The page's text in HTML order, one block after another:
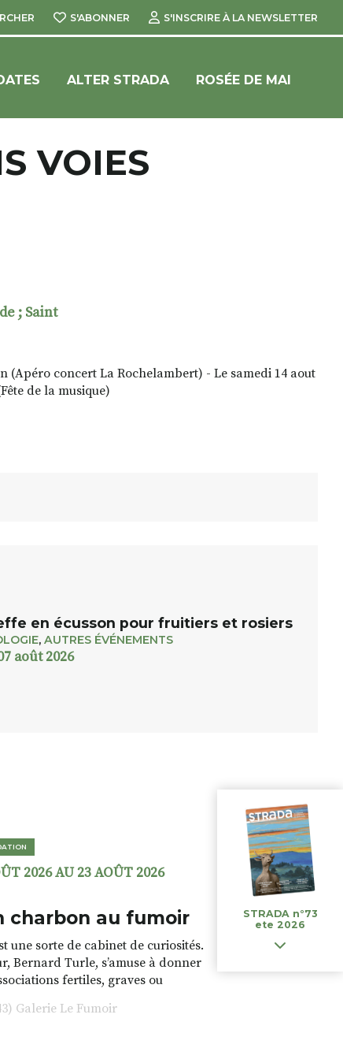
S'ABONNER S'INSCRIRE À LA NEWSLETTER
ALTER STRADA ROSÉE DE MAI
VOIES
; Saint
(Apéro concert La Rochelambert) - Le samedi 14 aout
de la musique)
en écusson pour fruitiers et rosiers
, AUTRES ÉVÉNEMENTS
août 2026
2026 AU 23 AOÛT 2026
charbon au fumoir
une sorte de cabinet de curiosités.
Bernard Turle, s’amuse à donner
fertiles, graves ou
fumeuses. Des oeuvres
liens avec les histoires un peu
Galerie Le Fumoir
STRADA n°73
ete 2026